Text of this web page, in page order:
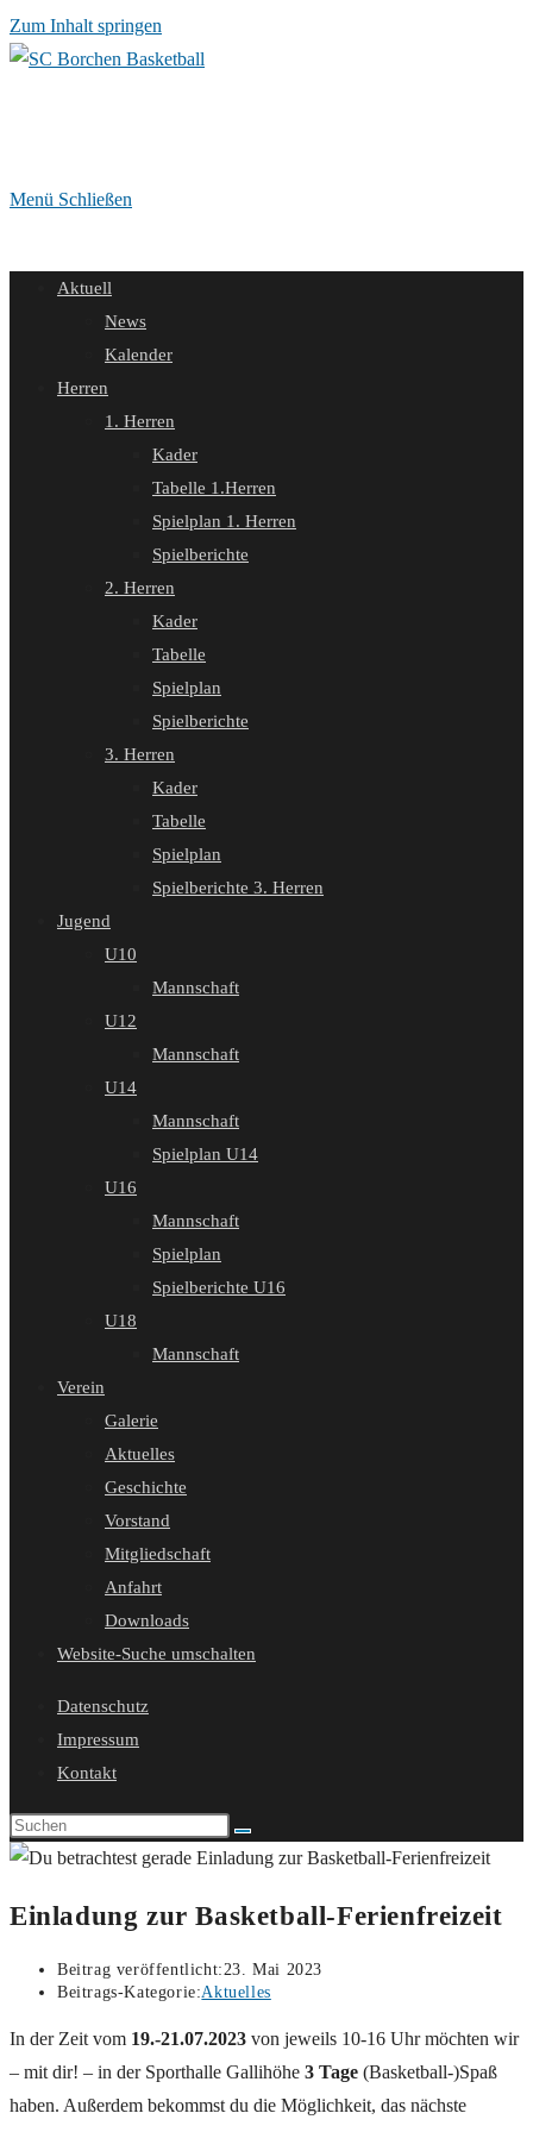
Zum Inhalt springen
Menü Schließen
Aktuell
News
Kalender
Herren
1. Herren
Kader
Tabelle 1.Herren
Spielplan 1. Herren
Spielberichte
2. Herren
Kader
Tabelle
Spielplan
Spielberichte
3. Herren
Kader
Tabelle
Spielplan
Spielberichte 3. Herren
Jugend
U10
Mannschaft
U12
Mannschaft
U14
Mannschaft
Spielplan U14
U16
Mannschaft
Spielplan
Spielberichte U16
U18
Mannschaft
Verein
Galerie
Aktuelles
Geschichte
Vorstand
Mitgliedschaft
Anfahrt
Downloads
Website-Suche umschalten
Datenschutz
Impressum
Kontakt
Einladung zur Basketball-Ferienfreizeit
Beitrag veröffentlicht:23. Mai 2023
Beitrags-Kategorie:Aktuelles
In der Zeit vom 19.-21.07.2023 von jeweils 10-16 Uhr möchten wir
– mit dir! – in der Sporthalle Gallihöhe 3 Tage (Basketball-)Spaß
haben. Außerdem bekommst du die Möglichkeit, das nächste